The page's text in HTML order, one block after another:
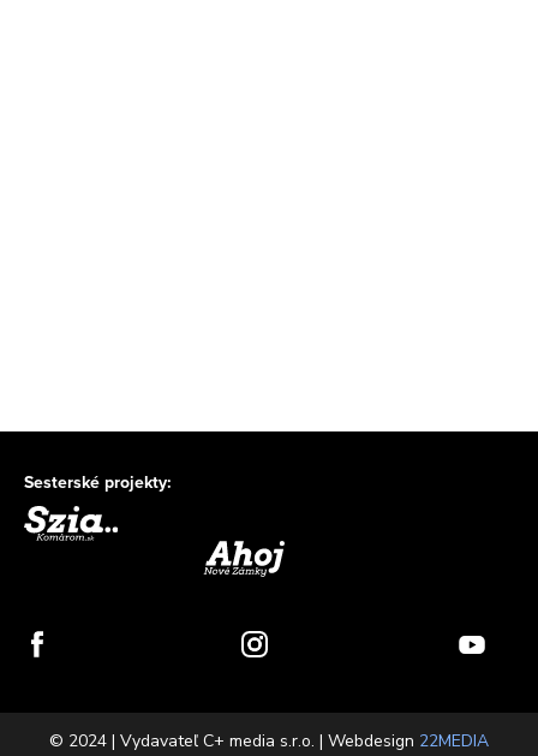
Sesterské projekty:
© 2024 | Vydavateľ C+ media s.r.o. | Webdesign 22MEDIA